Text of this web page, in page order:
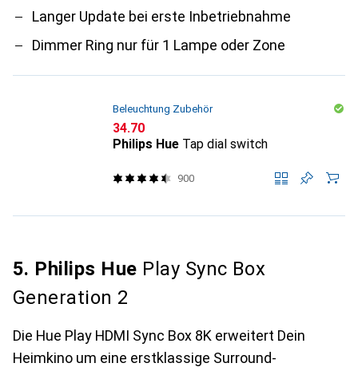
Langer Update bei erste Inbetriebnahme
Dimmer Ring nur für 1 Lampe oder Zone
Beleuchtung Zubehör
CHF
34.70
Philips Hue Tap dial switch
900
5. Philips Hue Play Sync Box
Generation 2
Die Hue Play HDMI Sync Box 8K erweitert Dein
Heimkino um eine erstklassige Surround-